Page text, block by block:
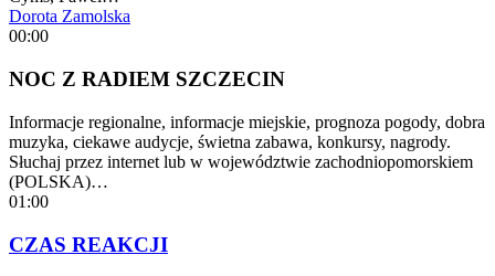
Dorota Zamolska
00:00
NOC Z RADIEM SZCZECIN
Informacje regionalne, informacje miejskie, prognoza pogody, dobra
muzyka, ciekawe audycje, świetna zabawa, konkursy, nagrody.
Słuchaj przez internet lub w województwie zachodniopomorskiem
(POLSKA)…
01:00
CZAS REAKCJI